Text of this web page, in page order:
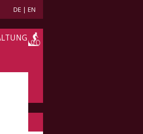
DE | EN